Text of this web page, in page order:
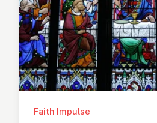
Faith Impulse